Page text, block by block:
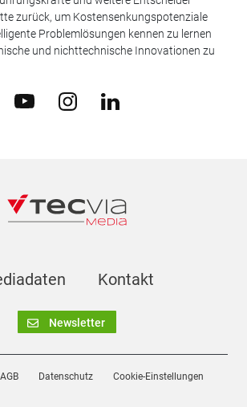
zurück, um Kostensenkungspotenziale
Problemlösungen kennen zu lernen
und nichttechnische Innovationen zu
Kontakt
Newsletter
AGB Datenschutz Cookie-Einstellungen